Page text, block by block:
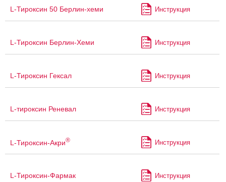
L-Тироксин 50 Берлин-хеми Инструкция
L-Тироксин Берлин-Хеми Инструкция
L-Тироксин Гексал Инструкция
L-тироксин Реневал Инструкция
L-Тироксин-Акри® Инструкция
L-Тироксин-Фармак Инструкция